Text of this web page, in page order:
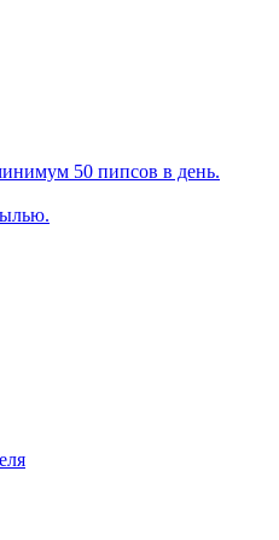
50 пипсов в день.